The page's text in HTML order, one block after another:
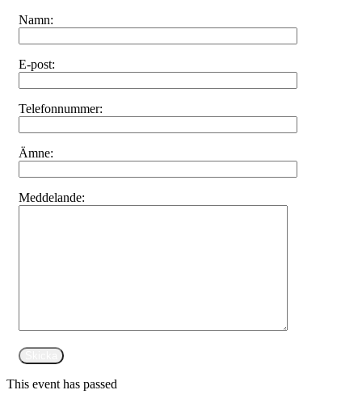
Namn:
E-post:
Telefonnummer:
Ämne:
Meddelande:
This event has passed